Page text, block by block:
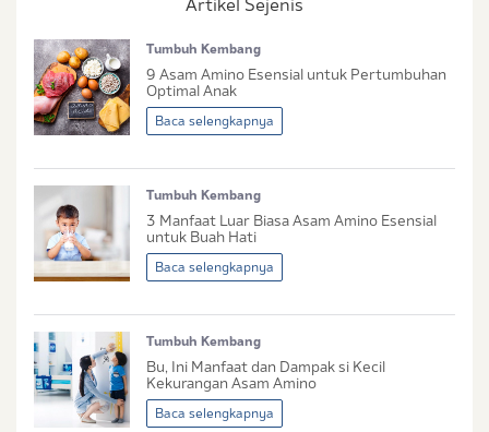
Nama Lengkap Ibu
No. Handphone (Whatsapp)
Buat Password
Tidak Hamil dan Memiliki Anak
Sedang Hamil
Sedang Hamil dan Memiliki Anak
kebijakan privasiIbu & Balita
Saya setuju dan bersedia menerima informasi dari
Ibu & Balita, Frisian Flag Indonesia, dan partner Ibu
& Balita.
Artikel Sejenis
Tumbuh Kembang
9 Asam Amino Esensial untuk Pertumbuhan
Optimal Anak
Baca selengkapnya
Tumbuh Kembang
3 Manfaat Luar Biasa Asam Amino Esensial
untuk Buah Hati
Baca selengkapnya
Tumbuh Kembang
Bu, Ini Manfaat dan Dampak si Kecil
Kekurangan Asam Amino
Baca selengkapnya